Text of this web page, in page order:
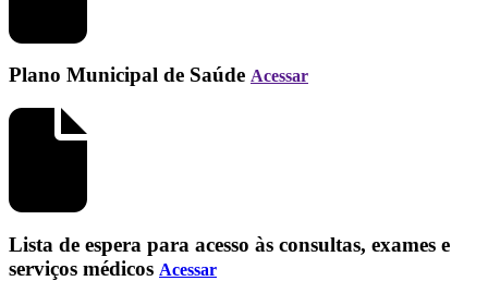
Plano Municipal de Saúde Acessar
Lista de espera para acesso às consultas, exames e
serviços médicos Acessar